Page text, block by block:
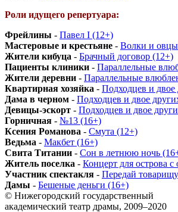
Роли идущего репертуара:
Фрейлины - Павел I (12+)
Мастеровые и крестьяне - Волки и
Жители кибуца - Брачный договор (12+)
Пациенты клиники - Параллельные
Жители деревни - Параллельные
Квартирная хозяйка - Подходцев и двое
Дама в черном - Подходцев и двое
Девицы-эскорт - Подходцев и двое
Горничная - №13 (16+)
Ксения Романова - Смута (12+)
Ведьма - Макбет (16+)
Свита Титании - Сон в летнюю ночь
Житель поселка - Концерт для острова с
Участник спектакля - Передай
Дамы - Бешеные деньги (16+)
© Нижегородский государственный
академический театр драмы, 2009–2020